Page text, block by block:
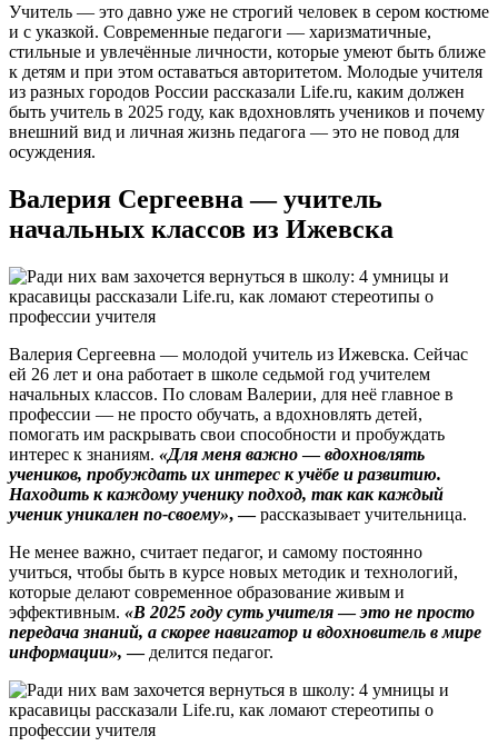
Учитель — это давно уже не строгий человек в сером костюме
и с указкой. Современные педагоги — харизматичные,
стильные и увлечённые личности, которые умеют быть ближе
к детям и при этом оставаться авторитетом. Молодые учителя
из разных городов России рассказали Life.ru, каким должен
быть учитель в 2025 году, как вдохновлять учеников и почему
внешний вид и личная жизнь педагога — это не повод для
осуждения.
Валерия Сергеевна — учитель
начальных классов из Ижевска
Валерия Сергеевна — молодой учитель из Ижевска. Сейчас
ей 26 лет и она работает в школе седьмой год учителем
начальных классов. По словам Валерии, для неё главное в
профессии — не просто обучать, а вдохновлять детей,
помогать им раскрывать свои способности и пробуждать
интерес к знаниям. «Для меня важно —вдохновлять
учеников, пробуждать их интерес к учёбе и развитию.
Находить к каждому ученику подход, так как каждый
ученик уникален по-своему», —рассказывает учительница.
Не менее важно, считает педагог, и самому постоянно
учиться, чтобы быть в курсе новых методик и технологий,
которые делают современное образование живым и
эффективным. «В 2025 году суть учителя—это не просто
передача знаний, а скорее навигатор и вдохновитель в мире
информации», —делится педагог.